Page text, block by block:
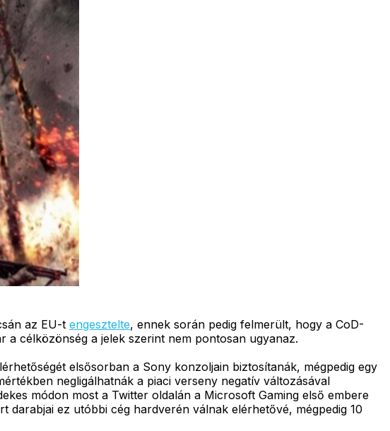
az EU-t engesztelte, ennek során pedig felmerült, hogy a CoD-
célközönség a jelek szerint nem pontosan ugyanaz.
elsősorban a Sony konzoljain biztosítanák, mégpedig egy
negligálhatnák a piaci verseny negatív változásával
módon most a Twitter oldalán a Microsoft Gaming első embere
darabjai ez utóbbi cég hardverén válnak elérhetővé, mégpedig 10